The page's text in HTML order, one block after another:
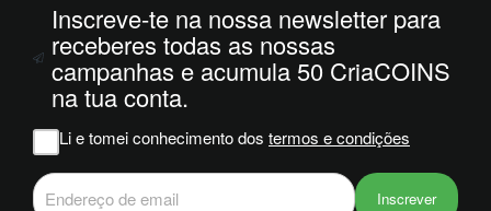
Inscreve-te na nossa newsletter para
receberes todas as nossas
campanhas e acumula 50 CriaCOINS
na tua conta.
Li e tomei conhecimento dos termos e condições
Inscrever